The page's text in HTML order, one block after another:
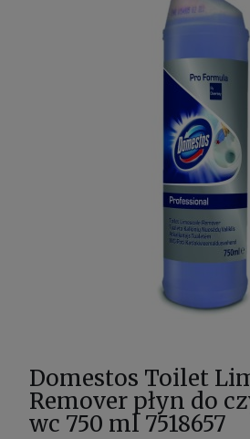
Domestos Toilet
Remover płyn do
wc 750 ml 7518657